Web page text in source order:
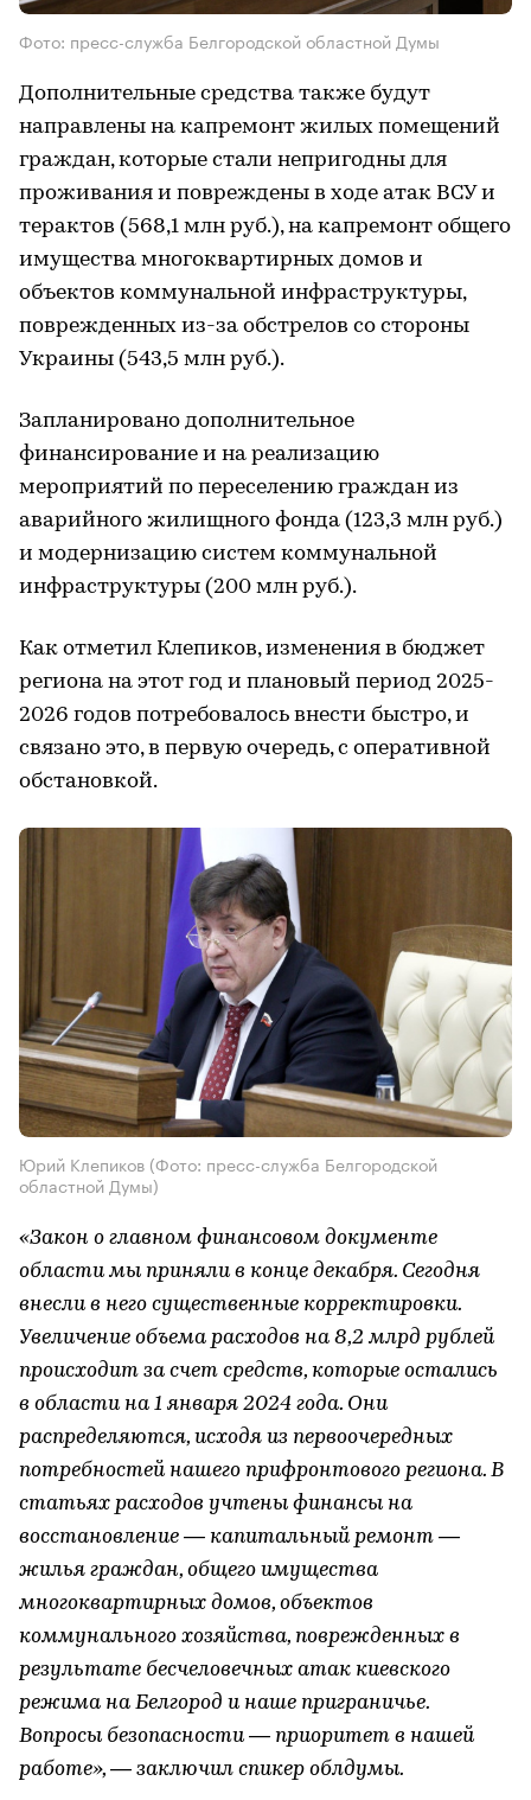
Фото: пресс-служба Белгородской областной Думы
Дополнительные средства также будут
направлены на капремонт жилых помещений
граждан, которые стали непригодны для
проживания и повреждены в ходе атак ВСУ и
терактов (568,1 млн руб.), на капремонт общего
имущества многоквартирных домов и
объектов коммунальной инфраструктуры,
поврежденных из-за обстрелов со стороны
Украины (543,5 млн руб.).
Запланировано дополнительное
финансирование и на реализацию
мероприятий по переселению граждан из
аварийного жилищного фонда (123,3 млн руб.)
и модернизацию систем коммунальной
инфраструктуры (200 млн руб.).
Как отметил Клепиков, изменения в бюджет
региона на этот год и плановый период 2025-
2026 годов потребовалось внести быстро, и
связано это, в первую очередь, с оперативной
обстановкой.
Юрий Клепиков (Фото: пресс-служба Белгородской
областной Думы)
«Закон о главном финансовом документе
области мы приняли в конце декабря. Сегодня
внесли в него существенные корректировки.
Увеличение объема расходов на 8,2 млрд рублей
происходит за счет средств, которые остались
в области на 1 января 2024 года. Они
распределяются, исходя из первоочередных
потребностей нашего прифронтового региона. В
статьях расходов учтены финансы на
восстановление — капитальный ремонт —
жилья граждан, общего имущества
многоквартирных домов, объектов
коммунального хозяйства, поврежденных в
результате бесчеловечных атак киевского
режима на Белгород и наше приграничье.
Вопросы безопасности — приоритет в нашей
работе», — заключил спикер облдумы.